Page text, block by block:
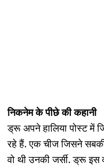
निकनेम के पीछे की कहानी
ड्रू अपने हालिया पोस्ट
रहे हैं. एक चीज जिसने
वो थी उनकी जर्सी. ड्रू इस